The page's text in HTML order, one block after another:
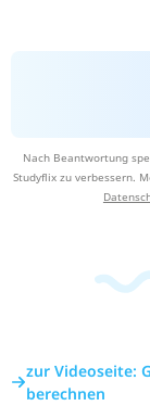
Nach Beantwortung
Studyflix zu verbessern.
zur Videoseite:
berechnen